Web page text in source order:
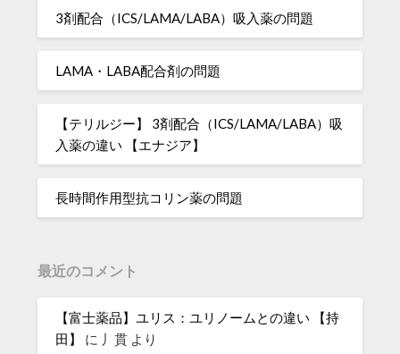
3剤配合（ICS/LAMA/LABA）吸入薬の問題
LAMA・LABA配合剤の問題
【テリルジー】 3剤配合（ICS/LAMA/LABA）吸
入薬の違い 【エナジア】
長時間作用型抗コリン薬の問題
最近のコメント
【富士薬品】ユリス：ユリノームとの違い 【持
田】
に 丿貫 より